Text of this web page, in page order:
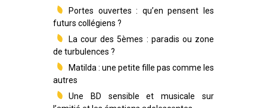
Portes ouvertes : qu’en pensent les
futurs collégiens ?
La cour des 5èmes : paradis ou zone
de turbulences ?
Matilda : une petite fille pas comme les
autres
Une BD sensible et musicale sur